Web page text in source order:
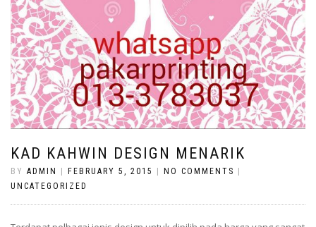
KAD KAHWIN DESIGN MENARIK
BY ADMIN FEBRUARY 5, 2015 NO COMMENTS
UNCATEGORIZED